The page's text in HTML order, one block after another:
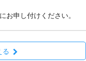
お申し付けください。
る